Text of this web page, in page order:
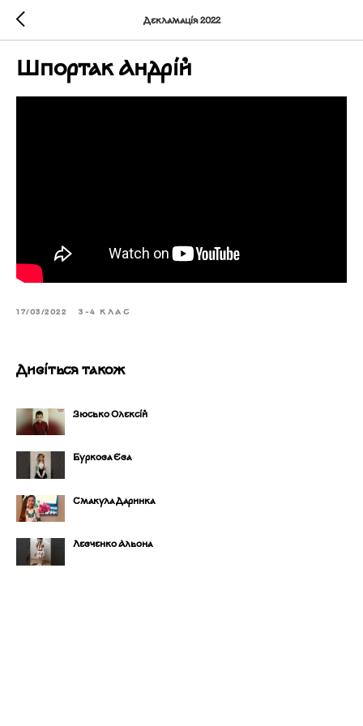
Декламація 2022
Шпортак Андрій
17/03/2022 3-4 КЛАС
Дивіться також
Зюсько Олексій
Буркова Єва
Смакула Даринка
Левченко Альона